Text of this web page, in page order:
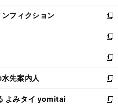
開
く
ウ
で
開
く
ン
ド
ウ
で
開
く
ウ
ィ
ン
ド
ウ
で
開
く
フィクション
新
し
い
ウ
ィ
ン
ド
ウ
で
新
し
い
ウ
ィ
ン
ド
新
し
い
ウ
ィ
先案内人
新
し
い
よみタイ yomitai
新